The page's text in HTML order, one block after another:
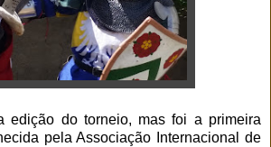
edição do torneio, mas foi a primeira
pela Associação Internacional de